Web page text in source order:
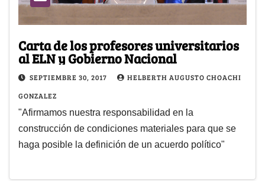
Carta de los profesores universitarios
al ELN y Gobierno Nacional
SEPTIEMBRE 30, 2017
HELBERTH AUGUSTO CHOACHI
GONZALEZ
"Afirmamos nuestra responsabilidad en la
construcción de condiciones materiales para que se
haga posible la definición de un acuerdo político"